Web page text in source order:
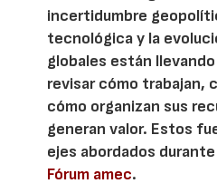
incertidumbre
tecnológica y la
globales están
revisar cómo trabajan,
cómo organizan sus
generan valor. Estos
ejes abordados
Fórum amec.